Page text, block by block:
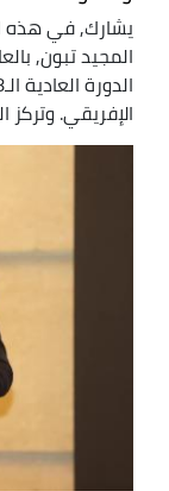
يشارك, في هذه
المجيد تبون,
الإفريقي. وتركز القمة الـ38